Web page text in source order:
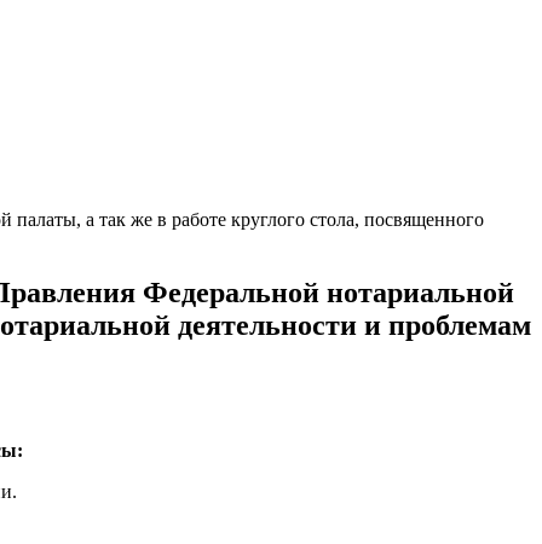
а так же в работе круглого стола, посвященного
Федеральной нотариальной
деятельности и проблемам